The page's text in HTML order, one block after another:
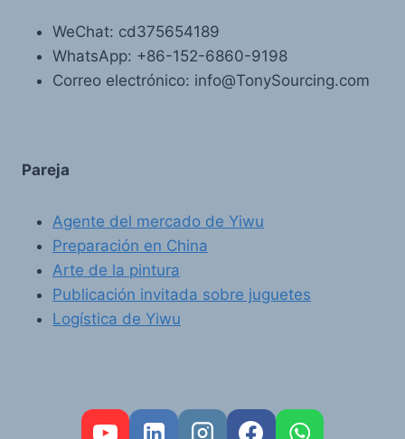
WeChat: cd375654189
WhatsApp: +86-152-6860-9198
Correo electrónico: info@TonySourcing.com
Pareja
Agente del mercado de Yiwu
Preparación en China
Arte de la pintura
Publicación invitada sobre juguetes
Logística de Yiwu